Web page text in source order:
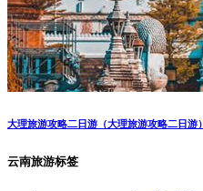
大理旅游攻略二日游（大理旅游攻略二日游）
云南旅游标签